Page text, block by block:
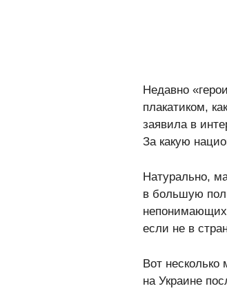
Недавно
плакатиком,
заявила в
За какую
Натурально,
в большую
если не в
Вот
на Украине